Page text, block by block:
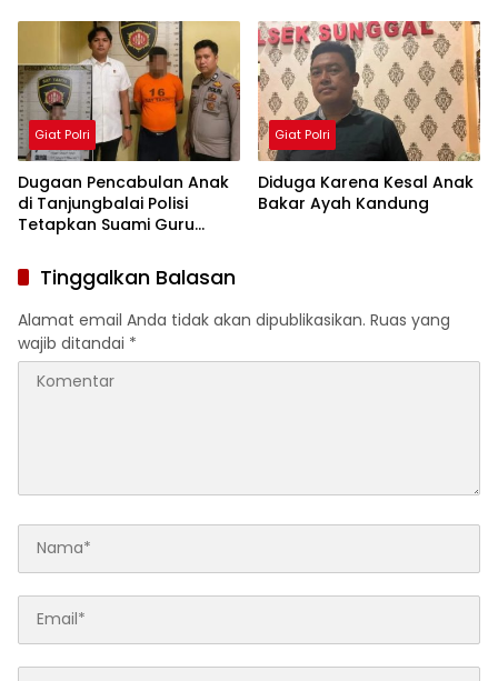
dan Dua Tabung Gas
Berhasil Diamankan
Penguatan
Profesionalisme dan
Akuntabilitas Personel
Giat Polri
Dugaan Pencabulan Anak
di Tanjungbalai Polisi
Tetapkan Suami Guru
Giat Polri
Diduga Karena Kesal Anak
Bakar Ayah Kandung
Tinggalkan Balasan
Alamat email Anda tidak akan dipublikasikan. Ruas yang
wajib ditandai *